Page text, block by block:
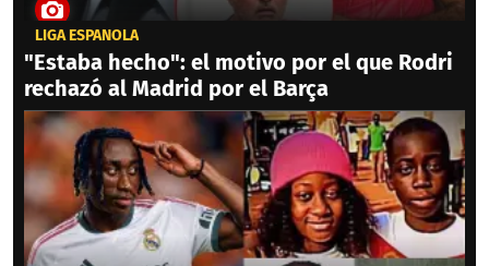
LIGA ESPAÑOLA
"Estaba hecho": el motivo por el que Rodri
rechazó al Madrid por el Barça